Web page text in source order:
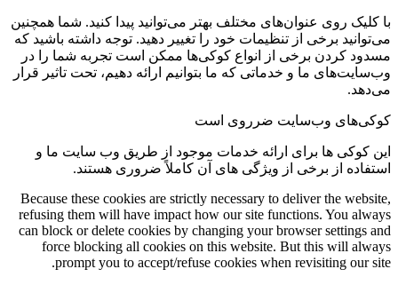
با کلیک روی عنوان‌های مختلف بهتر می‌توانید پیدا کنید. شما همچنین
می‌توانید برخی از تنظیمات خود را تغییر دهید. توجه داشته باشید که
مسدود کردن برخی از انواع کوکی‌ها ممکن است تجربه شما را در
وب‌سایت‌های ما و خدماتی که ما بتوانیم ارائه دهیم، تحت تاثیر قرار
می‌دهد.
کوکی‌های وب‌سایت ضرروی است
این کوکی ها برای ارائه خدمات موجود از طریق وب سایت ما و
استفاده از برخی از ویژگی های آن کاملاً ضروری هستند.
Because these cookies are strictly necessary to deliver the website,
refusing them will have impact how our site functions. You always
can block or delete cookies by changing your browser settings and
force blocking all cookies on this website. But this will always
prompt you to accept/refuse cookies when revisiting our site.